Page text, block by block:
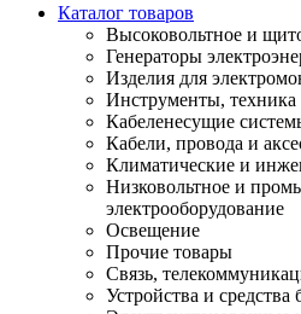
Каталог товаров
Высоковольтное и
Генераторы
Изделия для
Инструменты, техника
Кабеленесущие
Кабели, провода и
Климатические и
Низковольтное и
электрооборудование
Освещение
Прочие товары
Связь,
Устройства и средства